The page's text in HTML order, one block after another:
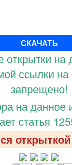
СКАЧАТЬ
на
ссылки на
запрещено!
на данное
статья